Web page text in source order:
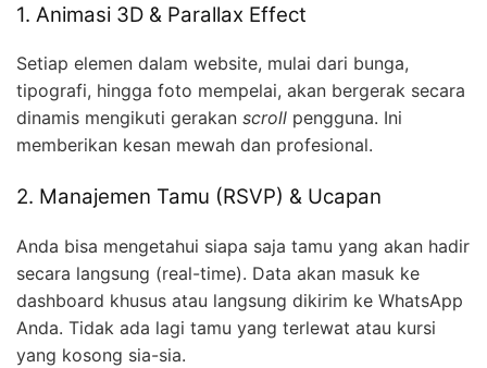
1. Animasi 3D & Parallax Effect
Setiap elemen dalam website, mulai dari bunga,
tipografi, hingga foto mempelai, akan bergerak secara
dinamis mengikuti gerakan scroll pengguna. Ini
memberikan kesan mewah dan profesional.
2. Manajemen Tamu (RSVP) & Ucapan
Anda bisa mengetahui siapa saja tamu yang akan hadir
secara langsung (real-time). Data akan masuk ke
dashboard khusus atau langsung dikirim ke WhatsApp
Anda. Tidak ada lagi tamu yang terlewat atau kursi
yang kosong sia-sia.